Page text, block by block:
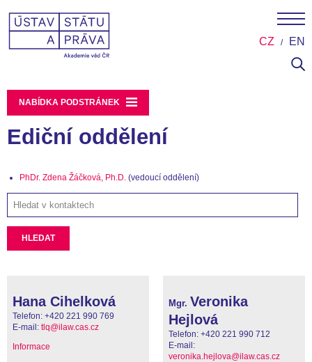
CZ EN
NABÍDKA PODSTRÁNEK
Ediční oddělení
PhDr. Zdena Žáčková, Ph.D. (vedoucí oddělení)
HLEDAT
Hana Cihelková
Telefon:+420 221 990 769
E-mail:tlq@ilaw.cas.cz
Informace
Mgr. Veronika
Hejlová
Telefon:+420 221 990 712
E-mail:
veronika.hejlova@ilaw.cas.cz